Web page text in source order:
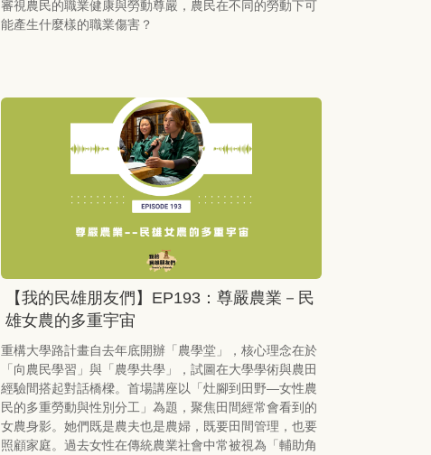
審視農民的職業健康與勞動尊嚴，農民在不同的勞動下可
能產生什麼樣的職業傷害？
【我的民雄朋友們】EP193：尊嚴農業－民
雄女農的多重宇宙
重構大學路計畫自去年底開辦「農學堂」，核心理念在於
「向農民學習」與「農學共學」，試圖在大學學術與農田
經驗間搭起對話橋樑。首場講座以「灶腳到田野—女性農
民的多重勞動與性別分工」為題，聚焦田間經常會看到的
女農身影。她們既是農夫也是農婦，既要田間管理，也要
照顧家庭。過去女性在傳統農業社會中常被視為「輔助角